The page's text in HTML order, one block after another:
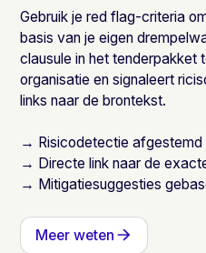
Gebruik je red flag-criteria
basis van je eigen
clausule in het tenderpakket
organisatie en signaleert
links naar de brontekst.
→ Risicodetectie
→ Directe link naar de
→ Mitigatiesuggesties
Meer weten